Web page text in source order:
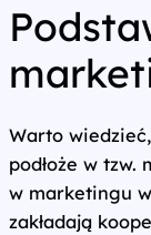
Warto
podłoże w
w marketingu
zakładają